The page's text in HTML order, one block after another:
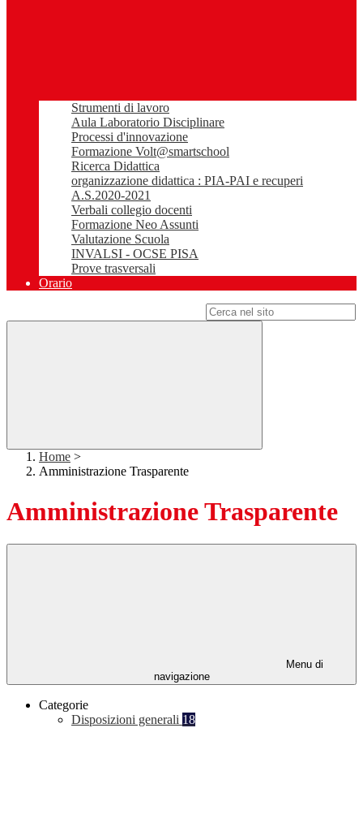
Strumenti di lavoro
Aula Laboratorio Disciplinare
Processi d'innovazione
Formazione Volt@smartschool
Ricerca Didattica
organizzazione didattica : PIA-PAI e recuperi
A.S.2020-2021
Verbali collegio docenti
Formazione Neo Assunti
Valutazione Scuola
INVALSI - OCSE PISA
Prove trasversali
Orario
Home >
Amministrazione Trasparente
Amministrazione Trasparente
Menu di
navigazione
Categorie
Disposizioni generali 18